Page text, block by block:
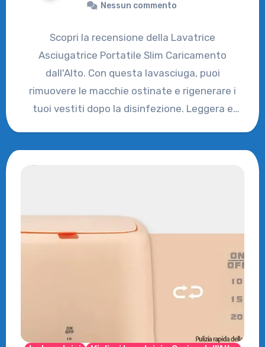
Nessun commento
Scopri la recensione della Lavatrice
Asciugatrice Portatile Slim Caricamento
dall'Alto. Con questa lavasciuga, puoi
rimuovere le macchie ostinate e rigenerare i
tuoi vestiti dopo la disinfezione. Leggera e